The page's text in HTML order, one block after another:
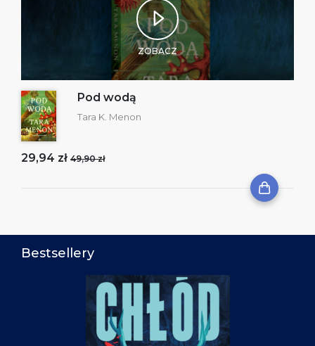
ZOBACZ
Pod wodą
Tara K. Menon
29,94 zł 49,90 zł
Bestsellery